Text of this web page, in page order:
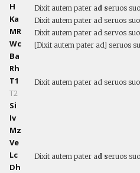
H
Dixit autem pater ad seruos
Ka Dixit autem pater ad seruos
MR Dixit autem pater ad servos
Wc [Dixit autem pater ad] seruos
Ba
Rh
T1
Dixit autem pater ad seruos
T2
Si
Iv
Mz
Ve
Lc
Dixit autem pater ad seruos
Dh